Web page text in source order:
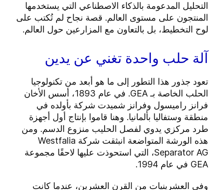
التحليل المدعومة بالذكاء الاصطناعي التي يستخدمها
المنتجون على مستوى العالم. قصة نجاح لم تُكتب على
لوح التخطيط، بل بالتعاون مع المزارعين حول العالم.
آلة حلب واحدة تغني عن يدين
تعود جذور هذا التطور إلى ما هو أبعد من تكنولوجيا
الحلب الخاصة بـ GEA. في عام 1893، أسس الأخان
فرانز راميسول وفرانز شميدت شركة بأولده في
منطقة وستفاليا بألمانيا. وهنا قاموا بإنتاج أول أجهزة
طرد مركزي يدوي لفصل الحليب منزوع الدسم. ومن
هذه الورشة المتواضعة انبثقت شركة Westfalia
Separator AG، التي استحوذت عليها لاحقًا مجموعة
GEA في عام 1994.
وفي العشرينيات من القرن العشرين، عندما كانت